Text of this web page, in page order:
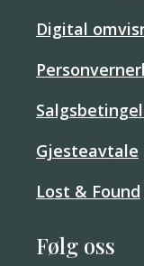
Digital
Gjesteavtale
Lost & Found
Følg oss